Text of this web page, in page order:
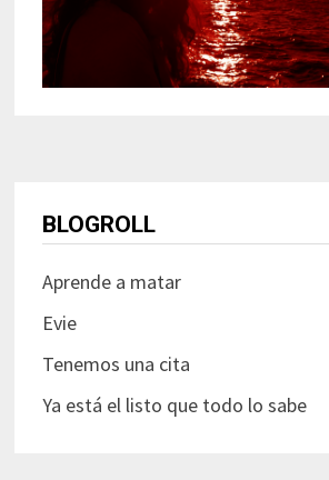
BLOGROLL
Aprende a matar
Evie
Tenemos una cita
Ya está el listo que todo lo sabe